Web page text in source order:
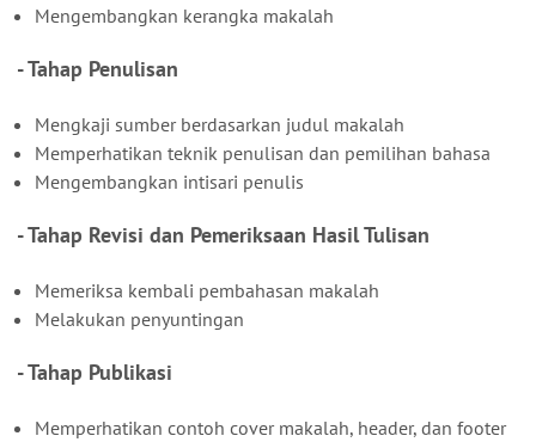
Mengembangkan kerangka makalah
- Tahap Penulisan
Mengkaji sumber berdasarkan judul makalah
Memperhatikan teknik penulisan dan pemilihan bahasa
Mengembangkan intisari penulis
- Tahap Revisi dan Pemeriksaan Hasil Tulisan
Memeriksa kembali pembahasan makalah
Melakukan penyuntingan
- Tahap Publikasi
Memperhatikan contoh cover makalah, header, dan footer